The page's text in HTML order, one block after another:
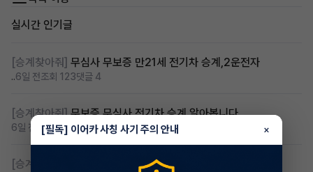
실시간 인기글
[승계찾아줘] 무심사 무보증 만21세 전기차 승계,2운전자
..6일 전조회 123댓글 4
[승계찾아줘] 무보증 무심사 전기차 승계 알아봅니다
6일 전 조회 97 댓글 1
[승계찾아줘] 무심사 차량구해요
[필독] 이어카 사칭 사기 주의 안내 ×